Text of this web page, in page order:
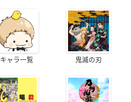
キャラ一覧 鬼滅の刃